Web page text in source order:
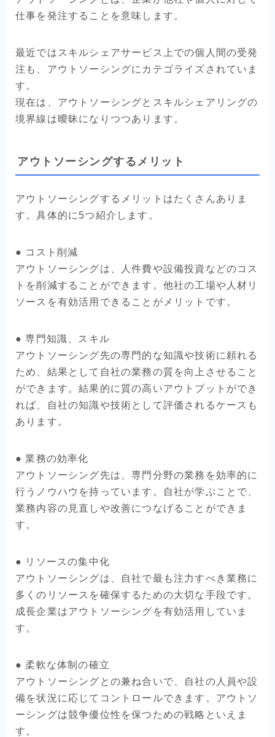
仕事を発注することを意味します。
最近ではスキルシェアサービス上での個人間の受発
注も、アウトソーシングにカテゴライズされていま
す。
現在は、アウトソーシングとスキルシェアリングの
境界線は曖昧になりつつあります。
アウトソーシングするメリット
アウトソーシングするメリットはたくさんありま
す。具体的に5つ紹介します。
● コスト削減
アウトソーシングは、人件費や設備投資などのコス
トを削減することができます。他社の工場や人材リ
ソースを有効活用できることがメリットです。
● 専門知識、スキル
アウトソーシング先の専門的な知識や技術に頼れる
ため、結果として自社の業務の質を向上させること
ができます。結果的に質の高いアウトプットができ
れば、自社の知識や技術として評価されるケースも
あります。
● 業務の効率化
アウトソーシング先は、専門分野の業務を効率的に
行うノウハウを持っています。自社が学ぶことで、
業務内容の見直しや改善につなげることができま
す。
● リソースの集中化
アウトソーシングは、自社で最も注力すべき業務に
多くのリソースを確保するための大切な手段です。
成長企業はアウトソーシングを有効活用していま
す。
● 柔軟な体制の確立
アウトソーシングとの兼ね合いで、自社の人員や設
備を状況に応じてコントロールできます。アウトソ
ーシングは競争優位性を保つための戦略といえま
す。